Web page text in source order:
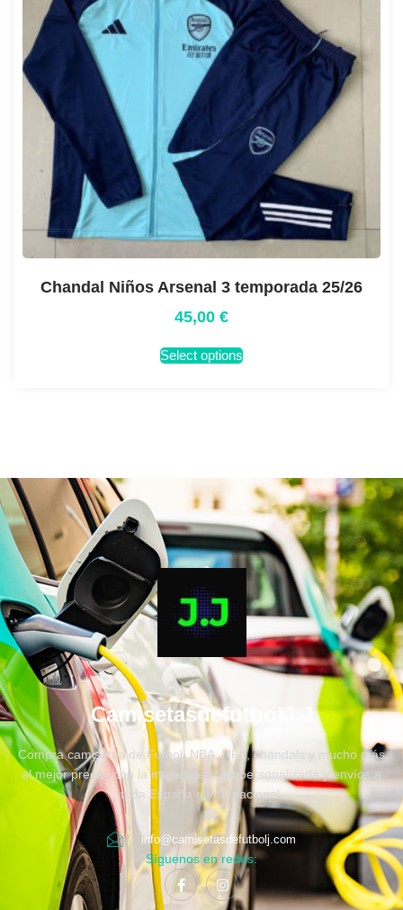
Chandal Niños Arsenal 3 temporada 25/26
45,00 €
Select options
CamisetasdefutbolJ.J
Compra camisetas de Fútbol, NBA, NFL, chandals y mucho más
al mejor precio, con la mejor atención personalizada y envíos a
toda España e internacional.
info@camisetasdefutbolj.com
Síguenos en redes: